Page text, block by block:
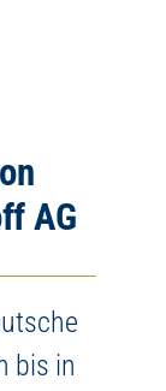
AG
bis in